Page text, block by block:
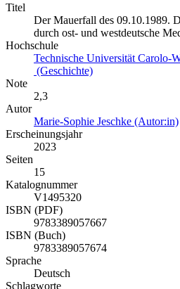
Titel
Der Mauerfall des 09.10.1989.
durch ost- und westdeutsche
Hochschule
Technische Universität Carolo-
(Geschichte)
Note
2,3
Autor
Marie-Sophie Jeschke (Autor:in)
Erscheinungsjahr
2023
Seiten
15
Katalognummer
V1495320
ISBN (PDF)
9783389057667
ISBN (Buch)
9783389057674
Sprache
Deutsch
Schlagworte